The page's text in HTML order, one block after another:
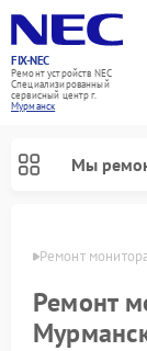
FIX-NEC
Ремонт устройств NEC
Специализированный
cервисный центр г.
Мурманск
Мы
Ремонт
Ремонт